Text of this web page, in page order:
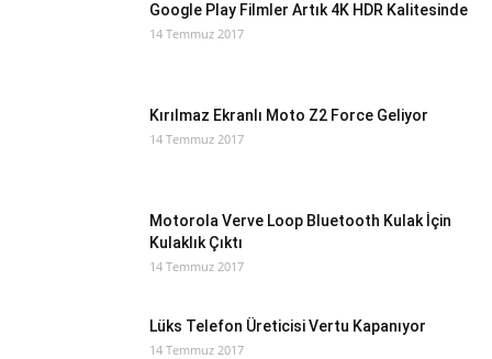
Google Play Filmler Artık 4K HDR Kalitesinde
14 Temmuz 2017
Kırılmaz Ekranlı Moto Z2 Force Geliyor
14 Temmuz 2017
Motorola Verve Loop Bluetooth Kulak İçin
Kulaklık Çıktı
14 Temmuz 2017
Lüks Telefon Üreticisi Vertu Kapanıyor
14 Temmuz 2017